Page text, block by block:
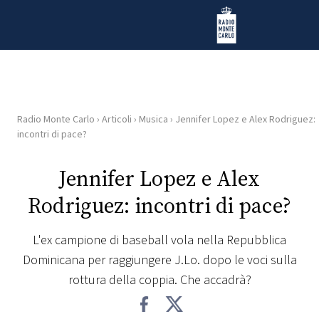
Radio Monte Carlo
HOME
RADIO
WEB
PLAYLIST
Radio Monte Carlo › Articoli › Musica › Jennifer Lopez e Alex Rodriguez:
incontri di pace?
Jennifer Lopez e Alex
Rodriguez: incontri di pace?
L'ex campione di baseball vola nella Repubblica
Dominicana per raggiungere J.Lo. dopo le voci sulla
rottura della coppia. Che accadrà?